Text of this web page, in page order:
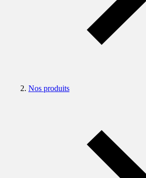
Nos produits